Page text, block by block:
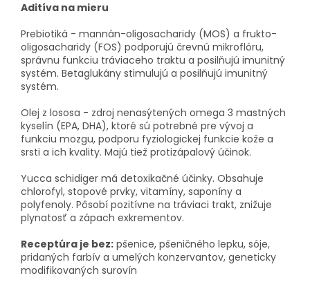
Aditíva na mieru
Prebiotiká - mannán-oligosacharidy (MOS) a frukto-
oligosacharidy (FOS) podporujú črevnú mikroflóru,
správnu funkciu tráviaceho traktu a posilňujú imunitný
systém. Betaglukány stimulujú a posilňujú imunitný
systém.
Olej z lososa - zdroj nenasýtených omega 3 mastných
kyselín (EPA, DHA), ktoré sú potrebné pre vývoj a
funkciu mozgu, podporu fyziologickej funkcie kože a
srsti a ich kvality. Majú tiež protizápalový účinok.
Yucca schidiger má detoxikačné účinky. Obsahuje
chlorofyl, stopové prvky, vitamíny, saponíny a
polyfenoly. Pôsobí pozitívne na tráviaci trakt, znižuje
plynatosť a zápach exkrementov.
Receptúra je bez: pšenice, pšeničného lepku, sóje,
pridaných farbív a umelých konzervantov, geneticky
modifikovaných surovín